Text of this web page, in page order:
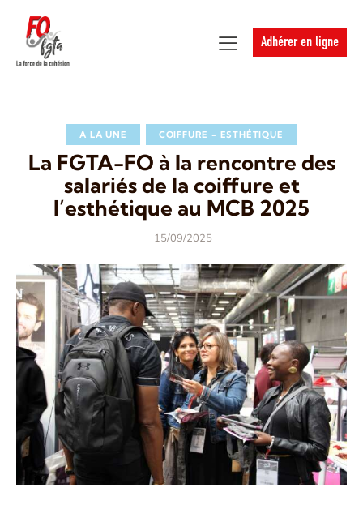
Adhérer en ligne
A LA UNE COIFFURE - ESTHÉTIQUE
La FGTA-FO à la rencontre des
salariés de la coiffure et
l’esthétique au MCB 2025
15/09/2025